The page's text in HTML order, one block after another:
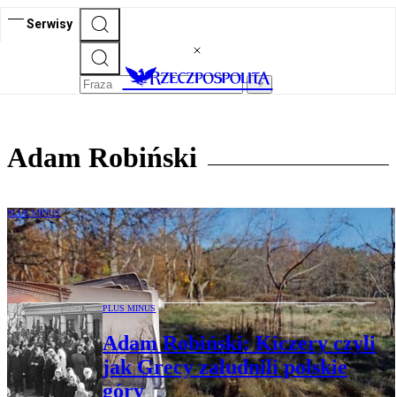
Serwisy
Adam Robiński
PLUS MINUS
Jabłonek ze sobą nie zabrali
PLUS MINUS
Adam Robiński: Kiczery czyli
jak Grecy zaludnili polskie
góry